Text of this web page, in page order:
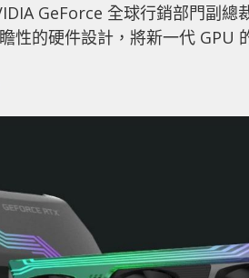
GeForce 全球行銷部門副
性的硬件設計，將新一代 GPU